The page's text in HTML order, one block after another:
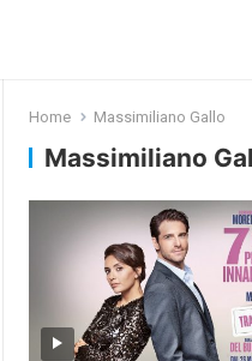
Home Massimiliano Gallo
Massimiliano